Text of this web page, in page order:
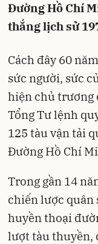
Đường Hồ Chí
thắng lịch sử
Cách đây 60
sức người, sức
hiện chủ trương
Tổng Tư lệnh
125 tàu vận tải
Đường Hồ Chí
Trong gần 14
chiến lược quân
huyền thoại
lượt tàu thuyền,